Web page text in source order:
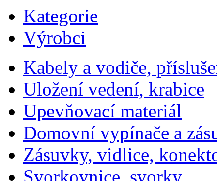
Kategorie
Výrobci
Kabely a vodiče,
Uložení vedení, krabice
Upevňovací materiál
Domovní vypínače a
Zásuvky, vidlice,
Svorkovnice, svorky